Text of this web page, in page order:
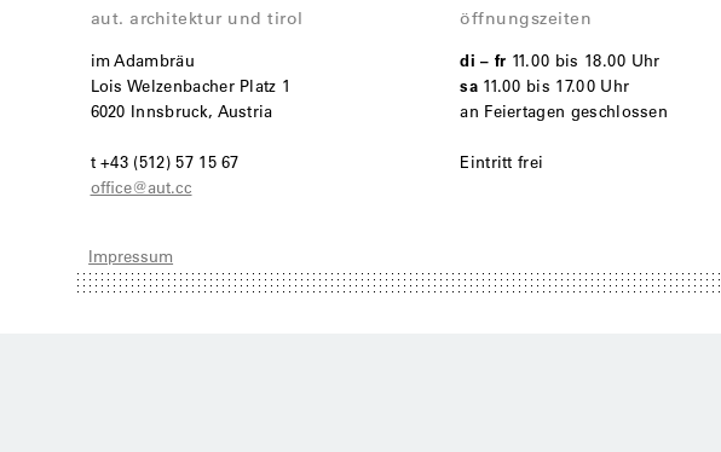
aut. architektur und tirol
im Adambräu
Lois Welzenbacher Platz 1
6020 Innsbruck, Austria
t +43 (512) 57 15 67
office@aut.cc
öffnungszeiten
di – fr 11.00 bis 18.00 Uhr
sa11.00 bis 17.00 Uhr
an Feiertagen geschlossen
Eintritt frei
Impressum